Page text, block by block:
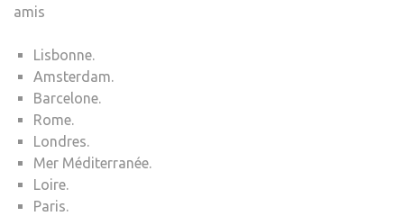
amis
Lisbonne.
Amsterdam.
Barcelone.
Rome.
Londres.
Mer Méditerranée.
Loire.
Paris.